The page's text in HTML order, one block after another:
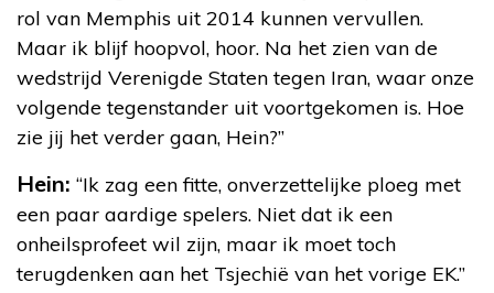
rol van Memphis uit 2014 kunnen vervullen.
Maar ik blijf hoopvol, hoor. Na het zien van de
wedstrijd Verenigde Staten tegen Iran, waar onze
volgende tegenstander uit voortgekomen is. Hoe
zie jij het verder gaan, Hein?”
Hein: “Ik zag een fitte, onverzettelijke ploeg met
een paar aardige spelers. Niet dat ik een
onheilsprofeet wil zijn, maar ik moet toch
terugdenken aan het Tsjechië van het vorige EK.”